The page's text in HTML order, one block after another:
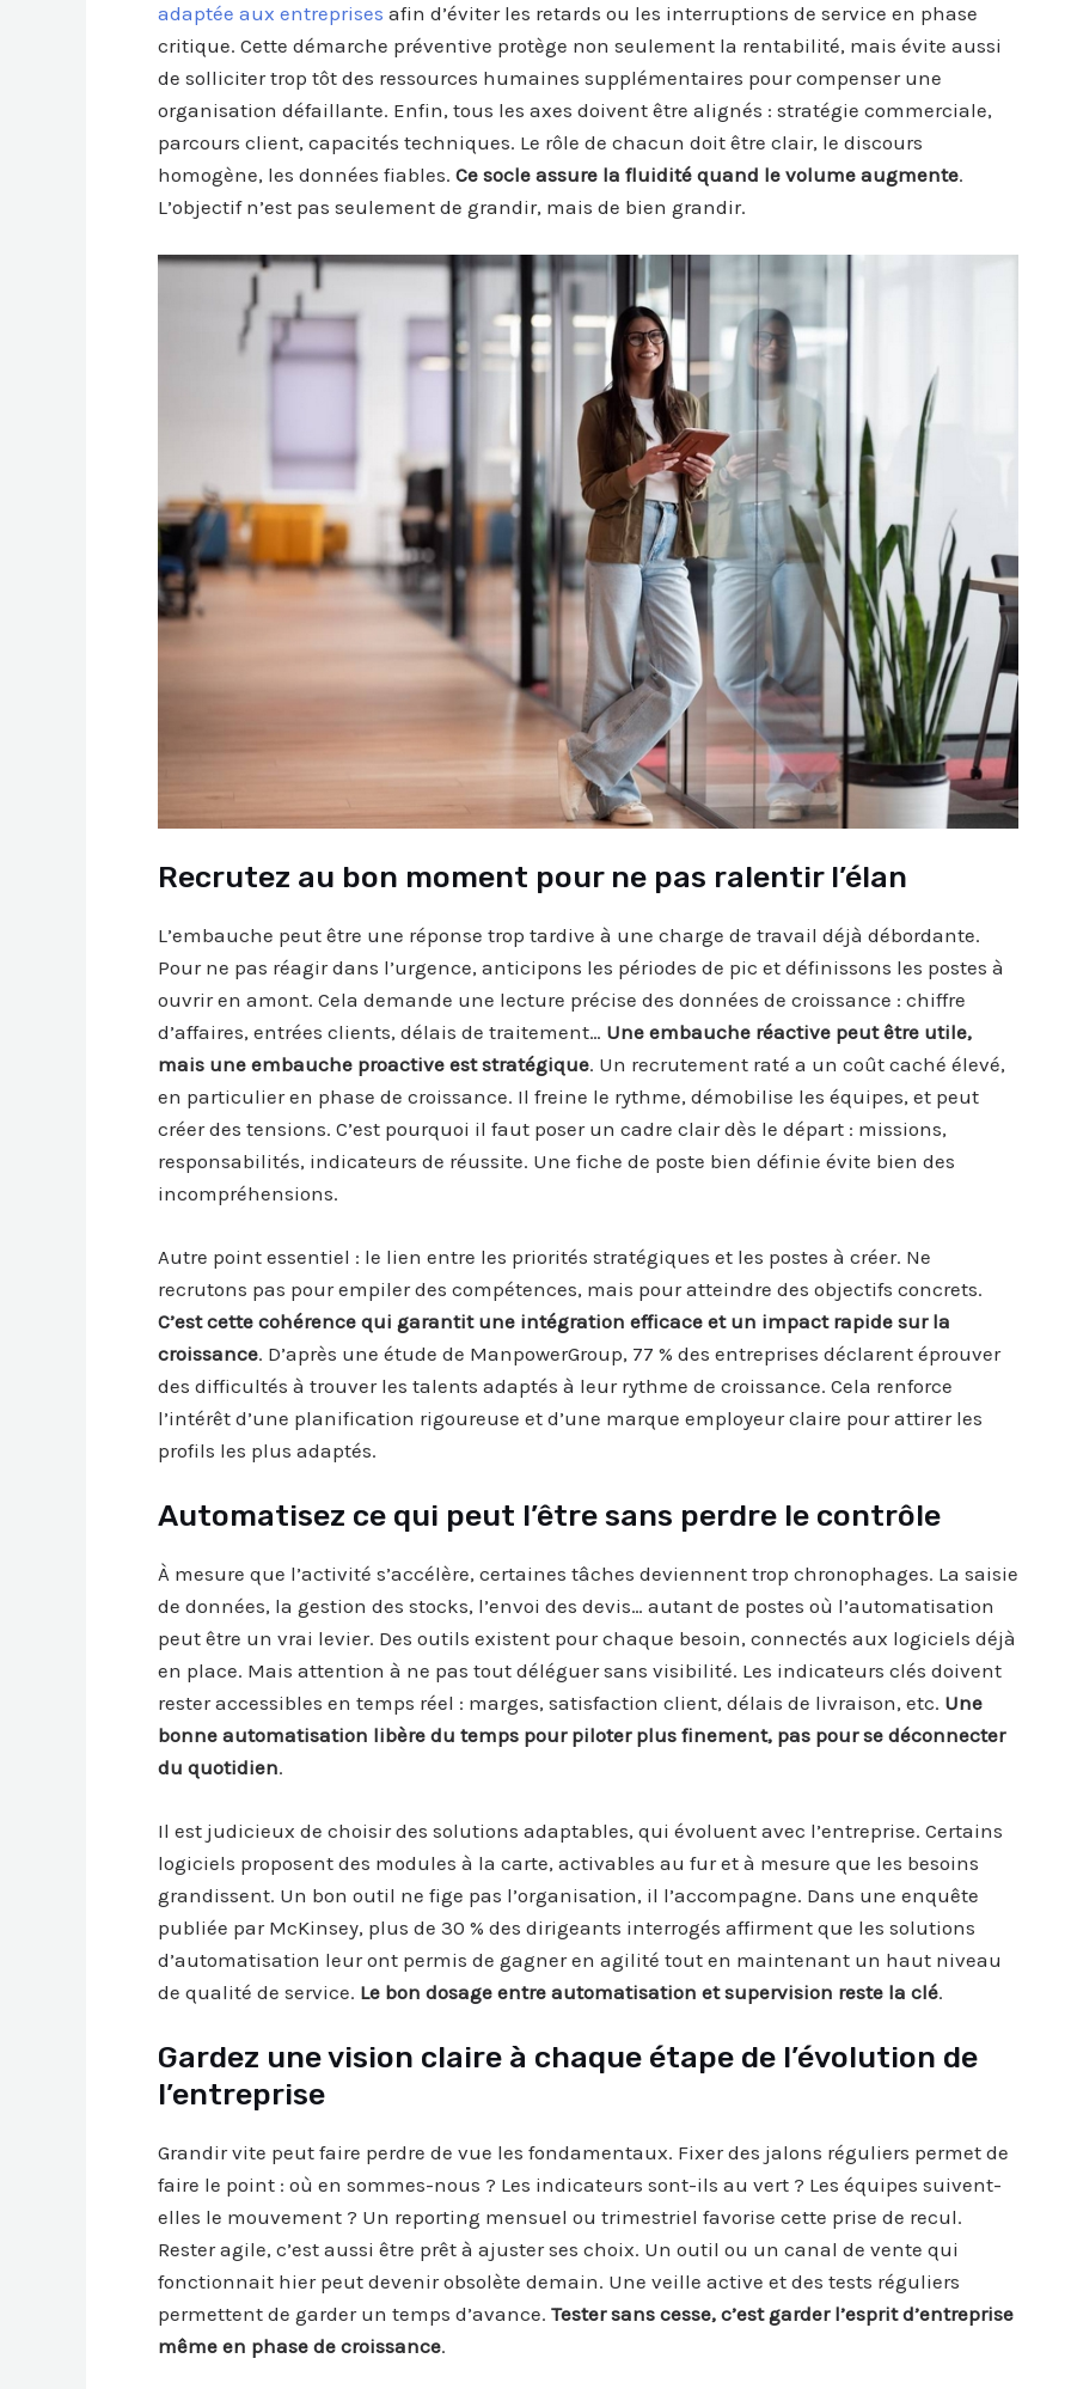
adaptée aux entreprises afin d’éviter les retards ou les interruptions de service en phase
critique. Cette démarche préventive protège non seulement la rentabilité, mais évite aussi
de solliciter trop tôt des ressources humaines supplémentaires pour compenser une
organisation défaillante. Enfin, tous les axes doivent être alignés : stratégie commerciale,
parcours client, capacités techniques. Le rôle de chacun doit être clair, le discours
homogène, les données fiables. Ce socle assure la fluidité quand le volume augmente.
L’objectif n’est pas seulement de grandir, mais de bien grandir.
Recrutez au bon moment pour ne pas ralentir l’élan
L’embauche peut être une réponse trop tardive à une charge de travail déjà débordante.
Pour ne pas réagir dans l’urgence, anticipons les périodes de pic et définissons les postes à
ouvrir en amont. Cela demande une lecture précise des données de croissance : chiffre
d’affaires, entrées clients, délais de traitement… Une embauche réactive peut être utile,
mais une embauche proactive est stratégique. Un recrutement raté a un coût caché élevé,
en particulier en phase de croissance. Il freine le rythme, démobilise les équipes, et peut
créer des tensions. C’est pourquoi il faut poser un cadre clair dès le départ : missions,
responsabilités, indicateurs de réussite. Une fiche de poste bien définie évite bien des
incompréhensions.
Autre point essentiel : le lien entre les priorités stratégiques et les postes à créer. Ne
recrutons pas pour empiler des compétences, mais pour atteindre des objectifs concrets.
C’est cette cohérence qui garantit une intégration efficace et un impact rapide sur la
croissance. D’après une étude de ManpowerGroup, 77 % des entreprises déclarent éprouver
des difficultés à trouver les talents adaptés à leur rythme de croissance. Cela renforce
l’intérêt d’une planification rigoureuse et d’une marque employeur claire pour attirer les
profils les plus adaptés.
Automatisez ce qui peut l’être sans perdre le contrôle
À mesure que l’activité s’accélère, certaines tâches deviennent trop chronophages. La saisie
de données, la gestion des stocks, l’envoi des devis… autant de postes où l’automatisation
peut être un vrai levier. Des outils existent pour chaque besoin, connectés aux logiciels déjà
en place. Mais attention à ne pas tout déléguer sans visibilité. Les indicateurs clés doivent
rester accessibles en temps réel : marges, satisfaction client, délais de livraison, etc. Une
bonne automatisation libère du temps pour piloter plus finement, pas pour se déconnecter
du quotidien.
Il est judicieux de choisir des solutions adaptables, qui évoluent avec l’entreprise. Certains
logiciels proposent des modules à la carte, activables au fur et à mesure que les besoins
grandissent. Un bon outil ne fige pas l’organisation, il l’accompagne. Dans une enquête
publiée par McKinsey, plus de 30 % des dirigeants interrogés affirment que les solutions
d’automatisation leur ont permis de gagner en agilité tout en maintenant un haut niveau
de qualité de service. Le bon dosage entre automatisation et supervision reste la clé.
Gardez une vision claire à chaque étape de l’évolution de
l’entreprise
Grandir vite peut faire perdre de vue les fondamentaux. Fixer des jalons réguliers permet de
faire le point : où en sommes-nous ? Les indicateurs sont-ils au vert ? Les équipes suivent-
elles le mouvement ? Un reporting mensuel ou trimestriel favorise cette prise de recul.
Rester agile, c’est aussi être prêt à ajuster ses choix. Un outil ou un canal de vente qui
fonctionnait hier peut devenir obsolète demain. Une veille active et des tests réguliers
permettent de garder un temps d’avance. Tester sans cesse, c’est garder l’esprit d’entreprise
même en phase de croissance.